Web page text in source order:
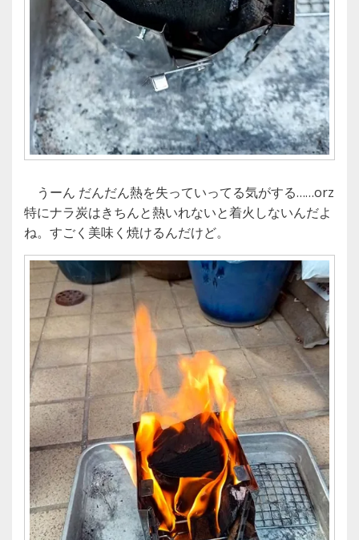
うーん だんだん熱を失っていってる気がする……orz
特にナラ炭はきちんと熱いれないと着火しないんだよ
ね。すごく美味く焼けるんだけど。